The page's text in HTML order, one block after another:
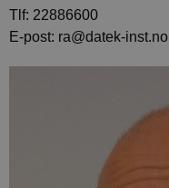
Tlf: 22886600
E-post: ra@datek-inst.no